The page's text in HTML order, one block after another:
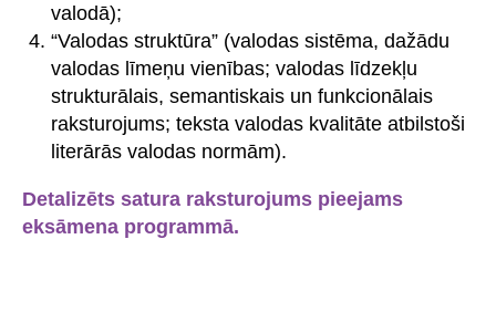
valodā);
“Valodas struktūra” (valodas sistēma, dažādu
valodas līmeņu vienības; valodas līdzekļu
strukturālais, semantiskais un funkcionālais
raksturojums; teksta valodas kvalitāte atbilstoši
literārās valodas normām).
Detalizēts satura raksturojums pieejams
eksāmena programmā.